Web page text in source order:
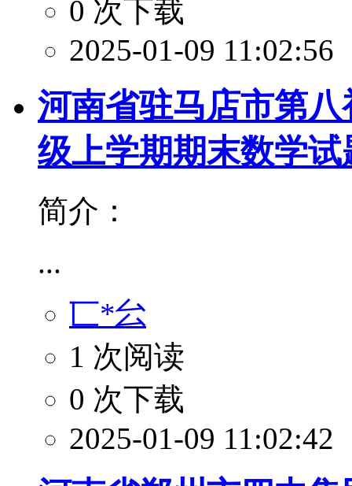
0 次下载
2025-01-09 11:02:56
河南省驻马店市第八
级上学期期末数学
简介：
...
匸*㕕
1 次阅读
0 次下载
2025-01-09 11:02:42